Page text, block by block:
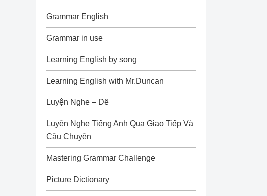
Grammar English
Grammar in use
Learning English by song
Learning English with Mr.Duncan
Luyện Nghe – Dễ
Luyện Nghe Tiếng Anh Qua Giao Tiếp Và
Câu Chuyện
Mastering Grammar Challenge
Picture Dictionary